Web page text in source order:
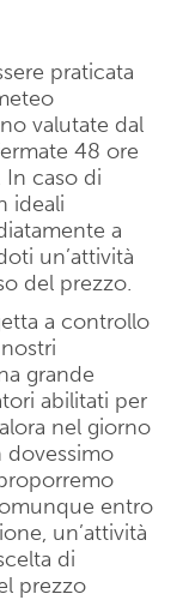
praticata
valutate dal
48 ore
In caso di
ideali
a
un’attività
del prezzo.
a controllo
grande
abilitati per
nel giorno
dovessimo
entro
un’attività
di
prezzo